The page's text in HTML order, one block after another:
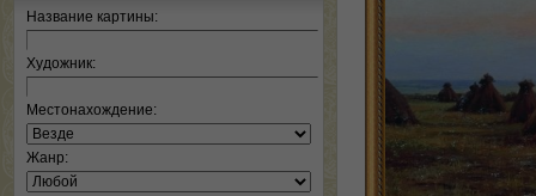
Название картины:
Художник:
Местонахождение:
Жанр: